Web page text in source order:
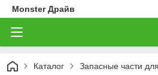
Monster Драйв
Каталог Запасные части